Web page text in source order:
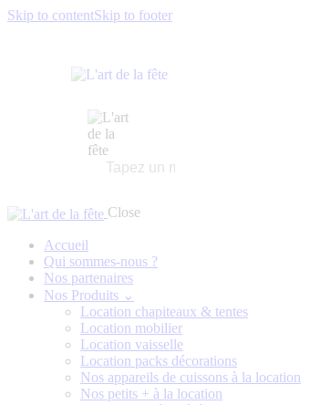
Skip to contentSkip to footer
Close
Accueil
Qui sommes-nous ?
Nos partenaires
Nos Produits ⌄
Location chapiteaux & tentes
Location mobilier
Location vaisselle
Location packs décorations
Nos appareils de cuissons à la location
Nos petits + à la location